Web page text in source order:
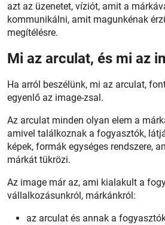
azt az üzenetet, víziót, amit a
kommunikálni, amit magunkénak
megítélésre.
Mi az arculat, és mi az
Ha arról beszélünk, mi az arculat,
egyenlő az image-zsal.
Az arculat minden olyan elem a
amivel találkoznak a fogyasztók,
képek, formák egységes rendszere,
márkát tükrözi.
Az image már az, ami kialakult a
vállalkozásunkról, márkánkról:
az arculat és annak a